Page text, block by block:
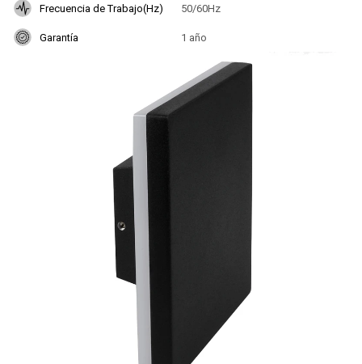
Frecuencia de Trabajo(Hz) 50/60Hz
Garantía 1 año